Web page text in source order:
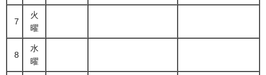
7
火
曜
8
水
曜